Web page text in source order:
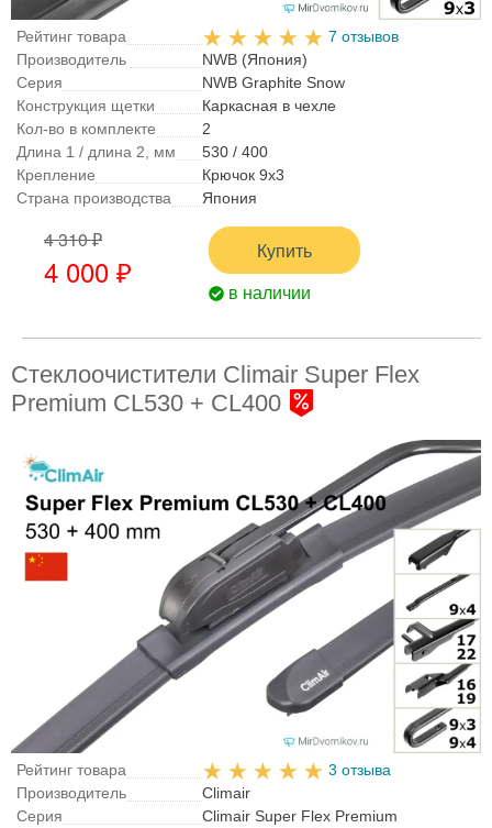
Рейтинг товара
7 отзывов
Производитель
NWB (Япония)
Серия
NWB Graphite Snow
Конструкция щетки
Каркасная в чехле
Кол-во в комплекте
2
Длина 1 / длина 2, мм
530 / 400
Крепление
Крючок 9x3
Страна производства
Япония
4 310 ₽
4 000 ₽
Купить
в наличии
Стеклоочистители Climair Super Flex
Premium CL530 + CL400
Рейтинг товара
3 отзыва
Производитель
Climair
Серия
Climair Super Flex Premium